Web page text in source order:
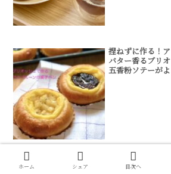
捏ねずに作る！
バター香るブリ
五香粉ソテーが
捏ねない！焦が
ホーム シェア 目次へ